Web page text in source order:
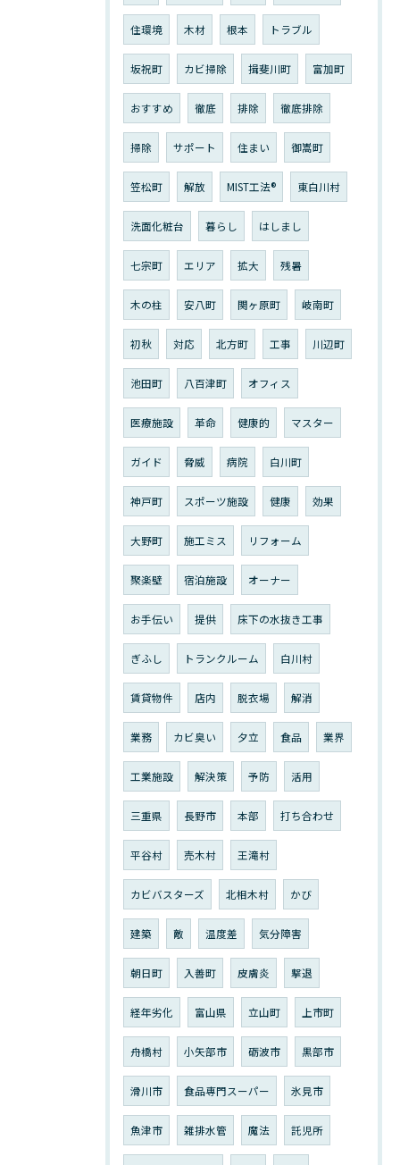
住環境 木材 根本 トラブル
坂祝町 カビ掃除 揖斐川町 富加町
おすすめ 徹底 排除 徹底排除
掃除 サポート 住まい 御嵩町
笠松町 解放 MIST工法®︎ 東白川村
洗面化粧台 暮らし はしまし
七宗町 エリア 拡大 残暑
木の柱 安八町 関ヶ原町 岐南町
初秋 対応 北方町 工事 川辺町
池田町 八百津町 オフィス
医療施設 革命 健康的 マスター
ガイド 脅威 病院 白川町
神戸町 スポーツ施設 健康 効果
大野町 施工ミス リフォーム
聚楽壁 宿泊施設 オーナー
お手伝い 提供 床下の水抜き工事
ぎふし トランクルーム 白川村
賃貸物件 店内 脱衣場 解消
業務 カビ臭い 夕立 食品 業界
工業施設 解決策 予防 活用
三重県 長野市 本部 打ち合わせ
平谷村 売木村 王滝村
カビバスターズ 北相木村 かび
建築 敵 温度差 気分障害
朝日町 入善町 皮膚炎 撃退
経年劣化 富山県 立山町 上市町
舟橋村 小矢部市 砺波市 黒部市
滑川市 食品専門スーパー 氷見市
魚津市 雑排水管 魔法 託児所